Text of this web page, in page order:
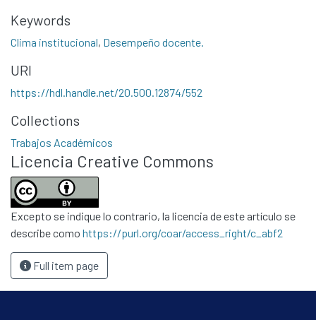
Communities & Collections
Statistics
Contacto
Políticas
Keywords
Clima institucional, Desempeño docente.
URI
https://hdl.handle.net/20.500.12874/552
Collections
Trabajos Académicos
Licencia Creative Commons
Excepto se indique lo contrario, la licencia de este artículo se
describe como https://purl.org/coar/access_right/c_abf2
Full item page